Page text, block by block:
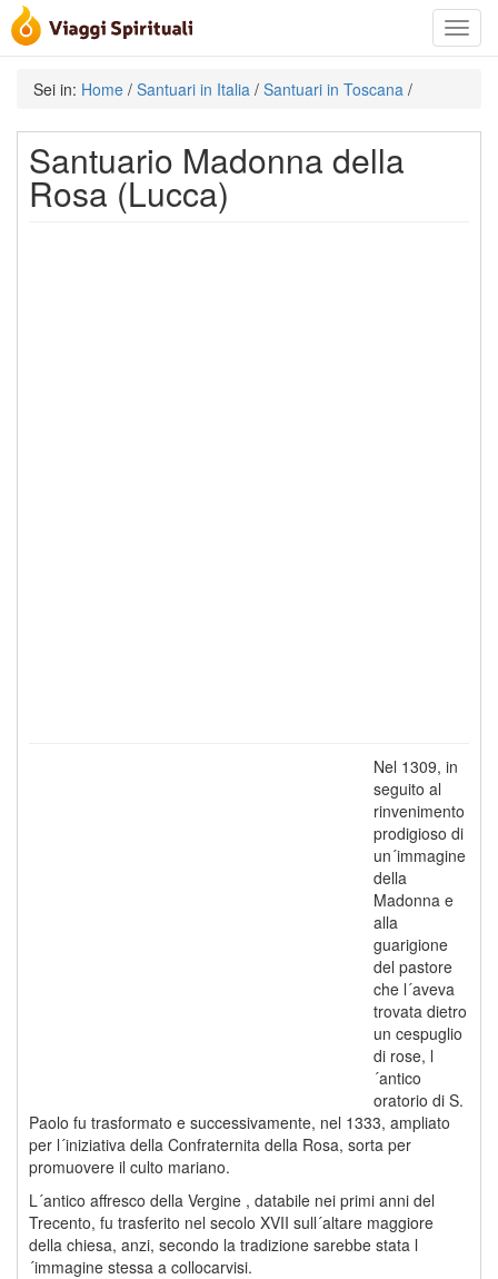
Toggle
Sei in: Home / Santuari in Italia / Santuari in Toscana /
Santuario Madonna della
Rosa (Lucca)
Nel 1309, in
seguito al
rinvenimento
prodigioso di
un´immagine
della
Madonna e
alla
guarigione
del pastore
che l´aveva
trovata dietro
un cespuglio
di rose, l
´antico
oratorio di S.
Paolo fu trasformato e successivamente, nel 1333, ampliato
per l´iniziativa della Confraternita della Rosa, sorta per
promuovere il culto mariano.
L´antico affresco della Vergine , databile nei primi anni del
Trecento, fu trasferito nel secolo XVII sull´altare maggiore
della chiesa, anzi, secondo la tradizione sarebbe stata l
´immagine stessa a collocarvisi.